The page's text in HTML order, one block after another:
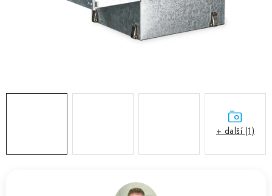
ZVLHČOVAČE VZDUCHU PRŮMYSLOVÉ
NAHŘÍVACÍ POLŠTÁŘEK S LÁVOVÝM PÍSKEM
+ další (1)